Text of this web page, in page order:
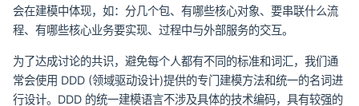
会在建模中体现，如：分几个包、有哪些核心对象、要串联什么流
程、有哪些核心业务要实现、过程中与外部服务的交互。
为了达成讨论的共识，避免每个人都有不同的标准和词汇，我们通
常会使用 DDD (领域驱动设计)提供的专门建模方法和统一的名词进
行设计。DDD 的统一建模语言不涉及具体的技术编码，具有较强的